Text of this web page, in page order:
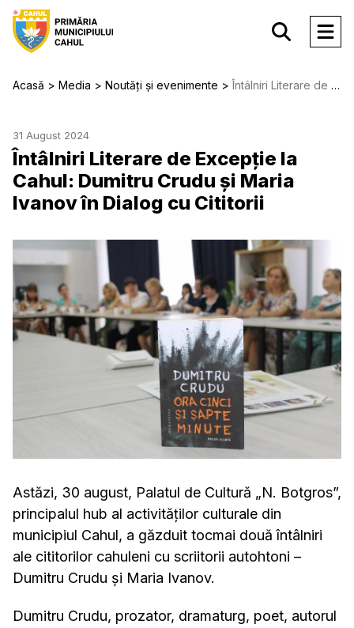
Acasă Media Noutăți și evenimente Întâlniri Literare de Excepție la Cahul: Dumitru Crudu și Maria Ivanov în Dialog cu Cititorii
31 August 2024
Întâlniri Literare de Excepție la
Cahul: Dumitru Crudu și Maria
Ivanov în Dialog cu Cititorii
Astăzi, 30 august, Palatul de Cultură „N. Botgros”,
principalul hub al activităților culturale din
municipiul Cahul, a găzduit tocmai două întâlniri
ale cititorilor cahuleni cu scriitorii autohtoni –
Dumitru Crudu și Maria Ivanov.
Dumitru Crudu, prozator, dramaturg, poet, autorul